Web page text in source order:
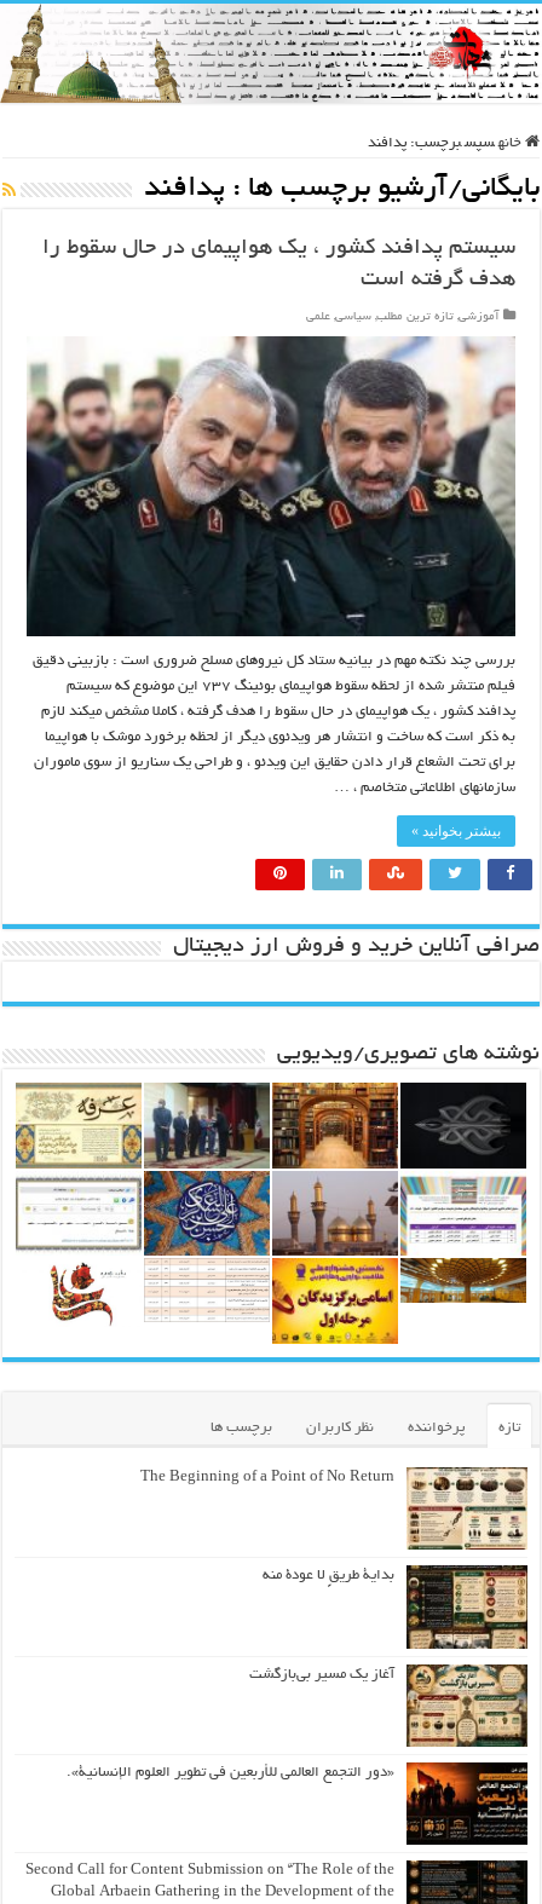
خانه سپس برچسب: پدافند
بایگانی/آرشیو برچسب ها : پدافند
سیستم پدافند کشور ، یک هواپیمای در حال سقوط را
هدف گرفته است
آموزشی, تازه ترین مطلب, سیاسی, علمی
بررسی چند نکته مهم در بیانیه ستاد کل نیروهای مسلح ضروری است : بازبینی دقیق
فیلم منتشر شده از لحظه سقوط هواپیمای بوئینگ ۷۳۷ این موضوع که سیستم
پدافند کشور ، یک هواپیمای در حال سقوط را هدف گرفته ، کاملا مشخص میکند لازم
به ذکر است که ساخت و انتشار هر ویدئوی دیگر از لحظه برخورد موشک با هواپیما
برای تحت الشعاع قرار دادن حقایق این ویدئو ، و طراحی یک سناریو از سوی ماموران
سازمانهای اطلاعاتی متخاصم ، …
بیشتر بخوانید »
صرافی آنلاین خرید و فروش ارز دیجیتال
نوشته های تصویری/ویدیویی
تازه پرخواننده نظر کاربران برچسب ها
The Beginning of a Point of No Return
بداية طريقٍ لا عودة منه
آغاز یک مسیر بی‌بازگشت
«دور التجمع العالمي للأربعين في تطوير العلوم الإنسانية».
Second Call for Content Submission on “The Role of the
Global Arbaein Gathering in the Development of the